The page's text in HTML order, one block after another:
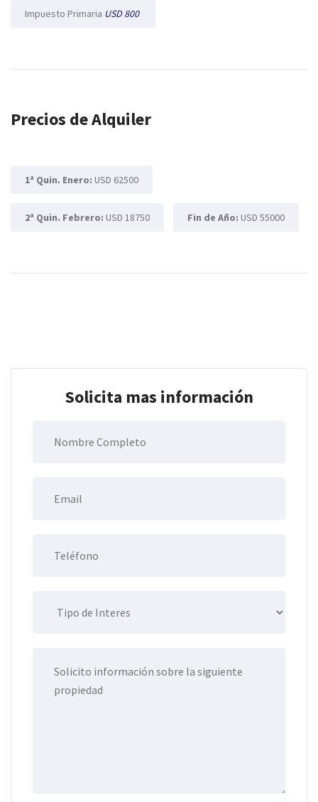
Impuesto Primaria USD 800
Precios de Alquiler
1ª Quin. Enero: USD 62500
2ª Quin. Febrero: USD 18750 Fin de Año: USD 55000
Solicita mas información